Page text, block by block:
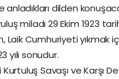
anladıkları dilden
miladı 29 Ekim 1923
Laik Cumhuriyeti yıkmak
yılı sonudur.
Kurtuluş Savaşı ve Karşı